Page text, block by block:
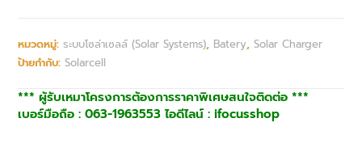
หมวดหมู่:ระบบโซล่าเซลล์ (Solar Systems), Batery,Solar Charger
ป้ายกำกับ:Solarcell
*** ผู้รับเหมาโครงการต้องการราคาพิเศษสนใจติดต่อ ***
เบอร์มือถือ : 063-1963553 ไอดีไลน์ : ifocusshop